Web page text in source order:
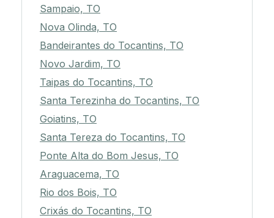
Sampaio, TO
Nova Olinda, TO
Bandeirantes do Tocantins, TO
Novo Jardim, TO
Taipas do Tocantins, TO
Santa Terezinha do Tocantins, TO
Goiatins, TO
Santa Tereza do Tocantins, TO
Ponte Alta do Bom Jesus, TO
Araguacema, TO
Rio dos Bois, TO
Crixás do Tocantins, TO